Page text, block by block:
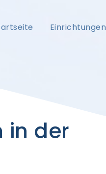
Einrichtungen
in der